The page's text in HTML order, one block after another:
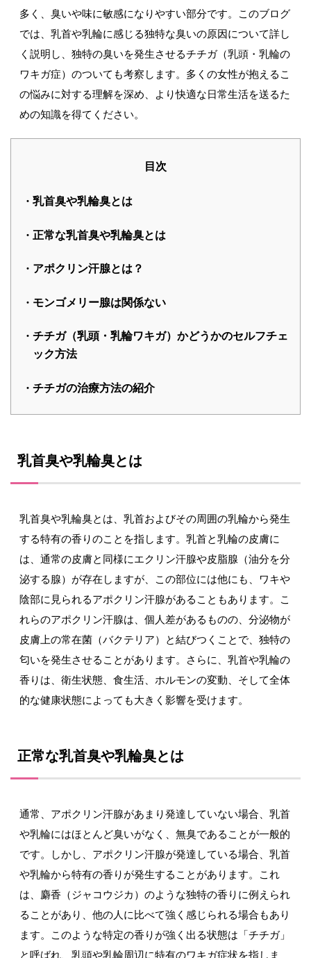
多く、臭いや味に敏感になりやすい部分です。このブログ
では、乳首や乳輪に感じる独特な臭いの原因について詳し
く説明し、独特の臭いを発生させるチチガ（乳頭・乳輪の
ワキガ症）のついても考察します。多くの女性が抱えるこ
の悩みに対する理解を深め、より快適な日常生活を送るた
めの知識を得てください。
目次
乳首臭や乳輪臭とは
正常な乳首臭や乳輪臭とは
アポクリン汗腺とは？
モンゴメリー腺は関係ない
チチガ（乳頭・乳輪ワキガ）かどうかのセルフチェ
ック方法
チチガの治療方法の紹介
乳首臭や乳輪臭とは
乳首臭や乳輪臭とは、乳首およびその周囲の乳輪から発生
する特有の香りのことを指します。乳首と乳輪の皮膚に
は、通常の皮膚と同様にエクリン汗腺や皮脂腺（油分を分
泌する腺）が存在しますが、この部位には他にも、ワキや
陰部に見られるアポクリン汗腺があることもあります。こ
れらのアポクリン汗腺は、個人差があるものの、分泌物が
皮膚上の常在菌（バクテリア）と結びつくことで、独特の
匂いを発生させることがあります。さらに、乳首や乳輪の
香りは、衛生状態、食生活、ホルモンの変動、そして全体
的な健康状態によっても大きく影響を受けます。
正常な乳首臭や乳輪臭とは
通常、アポクリン汗腺があまり発達していない場合、乳首
や乳輪にはほとんど臭いがなく、無臭であることが一般的
です。しかし、アポクリン汗腺が発達している場合、乳首
や乳輪から特有の香りが発生することがあります。これ
は、麝香（ジャコウジカ）のような独特の香りに例えられ
ることがあり、他の人に比べて強く感じられる場合もあり
ます。このような特定の香りが強く出る状態は「チチガ」
と呼ばれ、乳頭や乳輪周辺に特有のワキガ症状を指しま